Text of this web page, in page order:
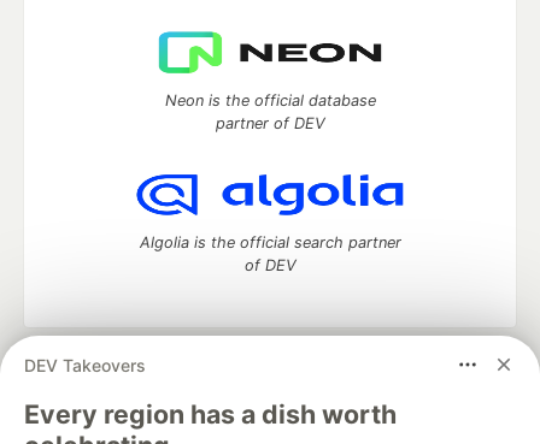
DEV Takeovers
Every region has a dish worth
Neon is the official database
partner of DEV
Algolia is the official search partner
of DEV
DEV Community
development and manage your software career
Home
DEV Challenges DEV++
Videos